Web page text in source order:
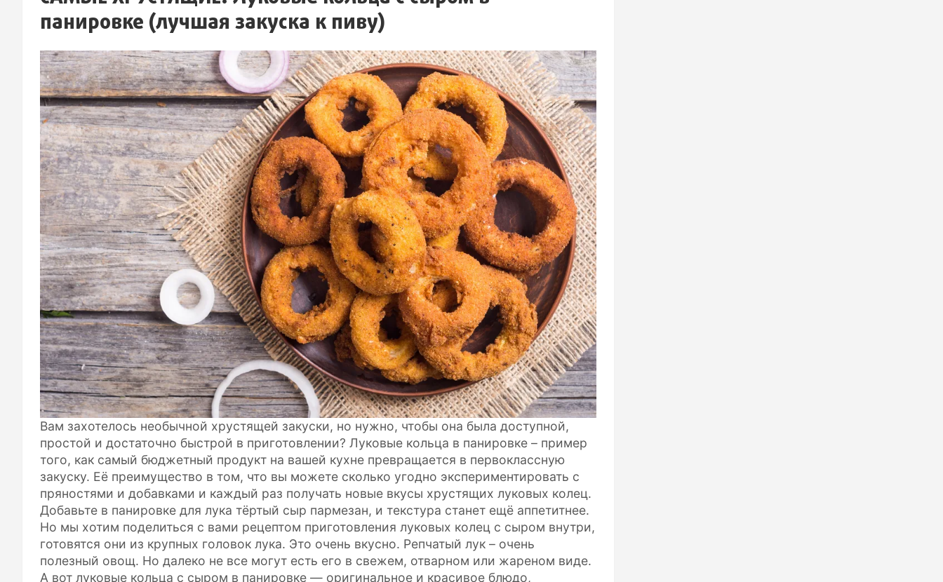
панировке (лучшая закуска к пиву)
Вам захотелось необычной хрустящей закуски, но нужно, чтобы она была доступной,
простой и достаточно быстрой в приготовлении? Луковые кольца в панировке – пример
того, как самый бюджетный продукт на вашей кухне превращается в первоклассную
закуску. Её преимущество в том, что вы можете сколько угодно экспериментировать с
пряностями и добавками и каждый раз получать новые вкусы хрустящих луковых колец.
Добавьте в панировке для лука тёртый сыр пармезан, и текстура станет ещё аппетитнее.
Но мы хотим поделиться с вами рецептом приготовления луковых колец с сыром внутри,
готовятся они из крупных головок лука. Это очень вкусно. Репчатый лук – очень
полезный овощ. Но далеко не все могут есть его в свежем, отварном или жареном виде.
А вот луковые кольца с сыром в панировке — оригинальное и красивое блюдо,